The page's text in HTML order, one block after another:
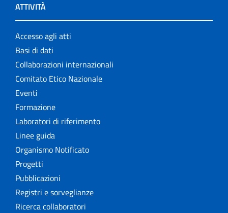
ATTIVITÀ
Accesso agli atti
Basi di dati
Collaborazioni internazionali
Comitato Etico Nazionale
Eventi
Formazione
Laboratori di riferimento
Linee guida
Organismo Notificato
Progetti
Pubblicazioni
Registri e sorveglianze
Ricerca collaboratori